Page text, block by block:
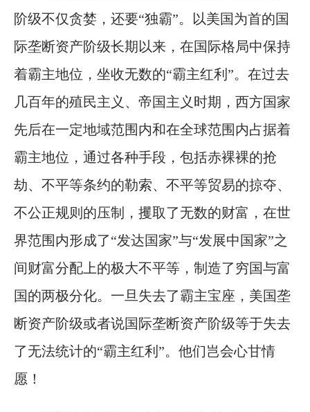
阶级不仅贪婪，还要“独霸”。以美国为首的国
际垄断资产阶级长期以来，在国际格局中保持
着霸主地位，坐收无数的“霸主红利”。在过去
几百年的殖民主义、帝国主义时期，西方国家
先后在一定地域范围内和在全球范围内占据着
霸主地位，通过各种手段，包括赤裸裸的抢
劫、不平等条约的勒索、不平等贸易的掠夺、
不公正规则的压制，攫取了无数的财富，在世
界范围内形成了“发达国家”与“发展中国家”之
间财富分配上的极大不平等，制造了穷国与富
国的两极分化。一旦失去了霸主宝座，美国垄
断资产阶级或者说国际垄断资产阶级等于失去
了无法统计的“霸主红利”。他们岂会心甘情
愿！